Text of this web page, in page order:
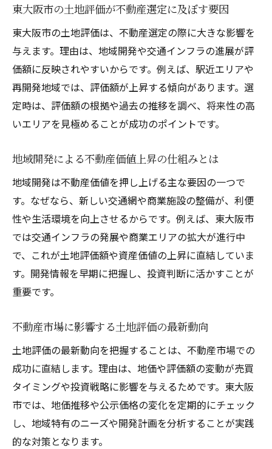
東大阪市の不動産価格を調べる信頼できる
方法
土地価格の相場を把握するための不動産情
報活用術
不動産動向を捉える専門データの見方と活
市場動向を知るための土地評価の情報収集
法
東大阪市の土地価格把握に役立つ公的デー
タ活用法
不動産購入前に必要な土地価格チェックの
ポイント
資産運用を考えるなら東大阪市の評価額に注目
評価額から導く東大阪市の不動産戦略
東大阪市で資産運用を始める際の評価額の
見極め方
土地評価と不動産資産形成の効果的な関係
性
長期資産運用を見据えた評価額の分析ポイ
東大阪市の土地評価が不動産選定に及ぼす要因
東大阪市の土地評価は、不動産選定の際に大きな影響を
与えます。理由は、地域開発や交通インフラの進展が評
価額に反映されやすいからです。例えば、駅近エリアや
再開発地域では、評価額が上昇する傾向があります。選
定時は、評価額の根拠や過去の推移を調べ、将来性の高
いエリアを見極めることが成功のポイントです。
地域開発による不動産価値上昇の仕組みとは
地域開発は不動産価値を押し上げる主な要因の一つで
す。なぜなら、新しい交通網や商業施設の整備が、利便
性や生活環境を向上させるからです。例えば、東大阪市
では交通インフラの発展や商業エリアの拡大が進行中
で、これが土地評価額や資産価値の上昇に直結していま
す。開発情報を早期に把握し、投資判断に活かすことが
重要です。
不動産市場に影響する土地評価の最新動向
土地評価の最新動向を把握することは、不動産市場での
成功に直結します。理由は、地価や評価額の変動が売買
タイミングや投資戦略に影響を与えるためです。東大阪
市では、地価推移や公示価格の変化を定期的にチェック
し、地域特有のニーズや開発計画を分析することが実践
的な対策となります。